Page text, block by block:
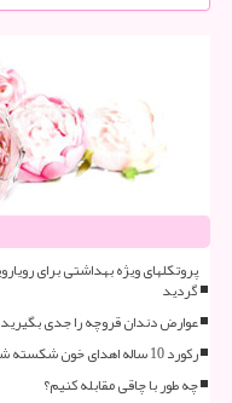
پروتکلهای ویژه بهداشتی برای
گردید
عوارض دندان قروچه را جدی بگیرید
رکورد 10 ساله اهدای خون شکسته شد
چه طور با چاقی مقابله کنیم؟